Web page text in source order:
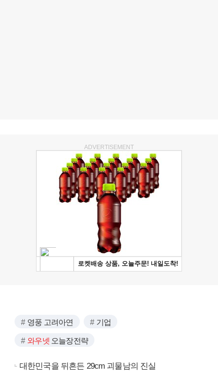
ADVERTISEMENT
영풍 고려아연 기업
와우넷 오늘장전략
대한민국을 뒤흔든 29cm 괴물남의 진실